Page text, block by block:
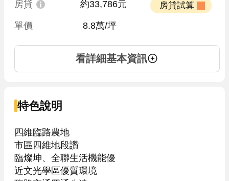
房貸 約33,786元
單價 8.8萬/坪
看詳細基本資訊
特色說明
四維臨路農地
市區四維地段讚
臨燦坤、全聯生活機能優
近文光學區優質環境